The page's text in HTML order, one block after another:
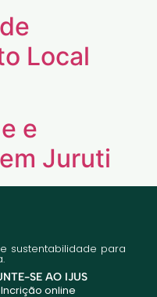
Local
e
Juruti
sustentabilidade para
SE AO IJUS
Incrição online